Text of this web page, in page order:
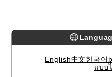
English中文한국어
แบบ